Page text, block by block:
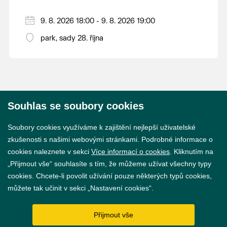
9. 8. 2026 18:00 - 9. 8. 2026 19:00
park, sady 28. října
GDPR
Nastavení cookies
Souhlas se soubory cookies
Soubory cookies využíváme k zajištění nejlepší uživatelské
zkušenosti s našimi webovými stránkami. Podrobné informace o
cookies naleznete v sekci Více informací o cookies . Kliknutím na
„Přijmout vše“ souhlasíte s tím, že můžeme užívat všechny typy
cookies. Chcete-li povolit užívání pouze některých typů cookies,
můžete tak učinit v sekci „Nastavení cookies“.
Přijmout vše